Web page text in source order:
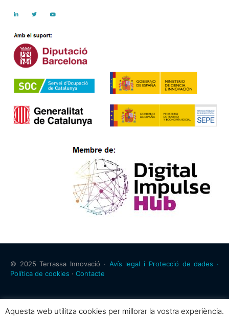
© 2025 Terrassa Innovació · Avís legal i Protecció de dades ·
Política de cookies · Contacte
Aquesta web utilitza cookies per millorar la vostra experiència.